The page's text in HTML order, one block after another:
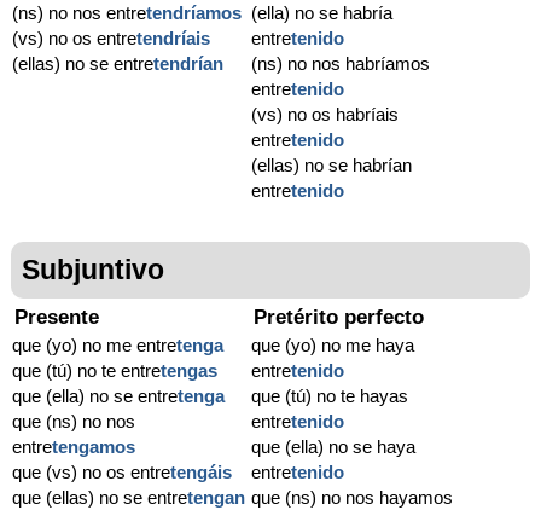
(ns) no nos entretendríamos
(vs) no os entretendríais
(ellas) no se entretendrían
(ella) no se habría
entretenido
(ns) no nos habríamos
entretenido
(vs) no os habríais
entretenido
(ellas) no se habrían
entretenido
Subjuntivo
Presente
que (yo) no me entretenga
que (tú) no te entretengas
que (ella) no se entretenga
que (ns) no nos
entretengamos
que (vs) no os entretengáis
que (ellas) no se entretengan
Pretérito perfecto
que (yo) no me haya
entretenido
que (tú) no te hayas
entretenido
que (ella) no se haya
entretenido
que (ns) no nos hayamos